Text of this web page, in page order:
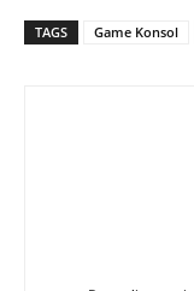
TAGS Game Konsol